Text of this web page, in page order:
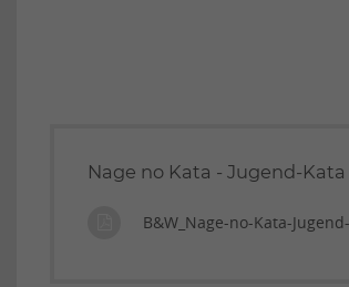
Nage no Kata - Jugend-Kata
B&W_Nage-no-Kata-